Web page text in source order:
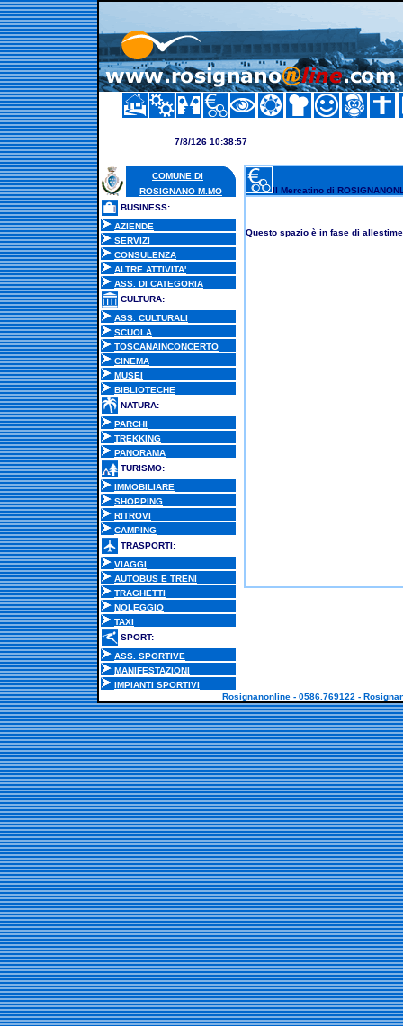
7/8/126 10:38:57
COMUNE DI
ROSIGNANO M.MO
BUSINESS:
AZIENDE
SERVIZI
CONSULENZA
ALTRE ATTIVITA'
ASS. DI CATEGORIA
CULTURA:
ASS. CULTURALI
SCUOLA
TOSCANAINCONCERTO
CINEMA
MUSEI
BIBLIOTECHE
NATURA:
PARCHI
TREKKING
PANORAMA
TURISMO:
IMMOBILIARE
SHOPPING
RITROVI
CAMPING
TRASPORTI:
VIAGGI
AUTOBUS E TRENI
TRAGHETTI
NOLEGGIO
TAXI
SPORT:
ASS. SPORTIVE
MANIFESTAZIONI
IMPIANTI SPORTIVI
Il Mercatino di
Questo spazio è in fase di
Rosignanonline - 0586.769122 -